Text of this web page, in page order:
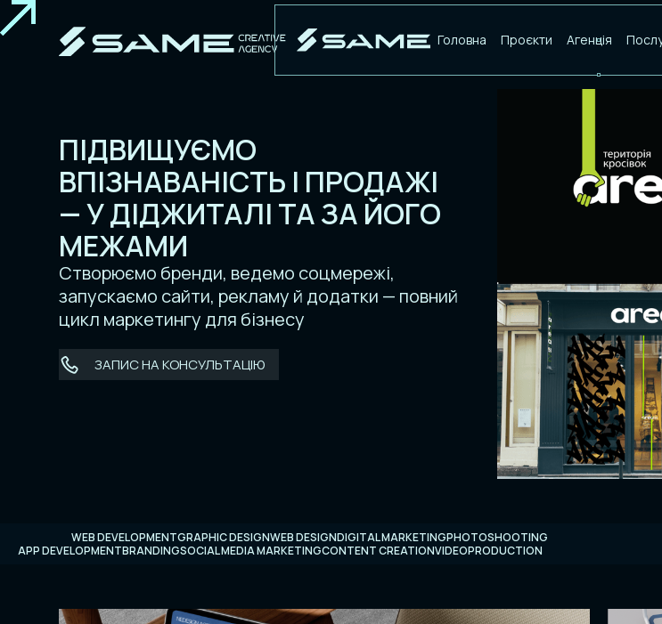
Головна Проєкти Агенція
ПІДВИЩУЄМО
ВПІЗНАВАНІСТЬ І ПРОДАЖІ
— У ДІДЖИТАЛІ ТА ЗА ЙОГО
МЕЖАМИ
Створюємо бренди, ведемо соцмережі,
запускаємо сайти, рекламу й додатки — повний
цикл маркетингу для бізнесу
ЗАПИС НА КОНСУЛЬТАЦІЮ
WEB DEVELOPMENTGRAPHIC DESIGNWEB DESIGNDIGITAL MARKETINGPHOTOSHOOTING
APP DEVELOPMENTBRANDINGSOCIAL MEDIA MARKETINGCONTENT CREATIONVIDEOPRODUCTION